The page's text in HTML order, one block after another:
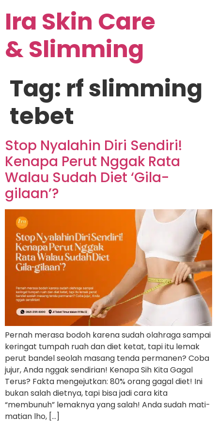
Ira Skin Care
& Slimming
Tag: rf slimming
tebet
Stop Nyalahin Diri Sendiri!
Kenapa Perut Nggak Rata
Walau Sudah Diet ‘Gila-
gilaan’?
Pernah merasa bodoh karena sudah olahraga sampai
keringat tumpah ruah dan diet ketat, tapi itu lemak
perut bandel seolah masang tenda permanen? Coba
jujur, Anda nggak sendirian! Kenapa Sih Kita Gagal
Terus? Fakta mengejutkan: 80% orang gagal diet! Ini
bukan salah dietnya, tapi bisa jadi cara kita
“membunuh” lemaknya yang salah! Anda sudah mati-
matian lho, […]